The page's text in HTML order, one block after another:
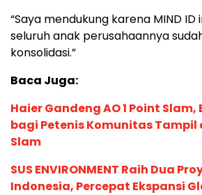
“Saya mendukung karena MIND ID
seluruh anak perusahaannya
konsolidasi.”
Baca Juga:
Haier Gandeng AO 1 Point
bagi Petenis Komunitas Tampil
Slam
SUS ENVIRONMENT Raih Dua
Indonesia, Percepat Ekspansi